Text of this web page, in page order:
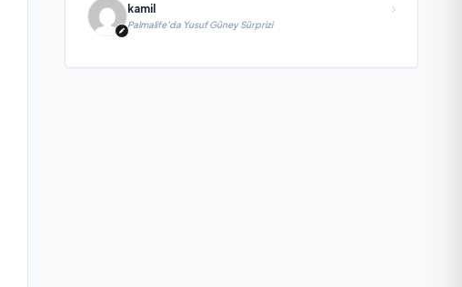
kamil
Palmalife’da Yusuf Güney Sürprizi